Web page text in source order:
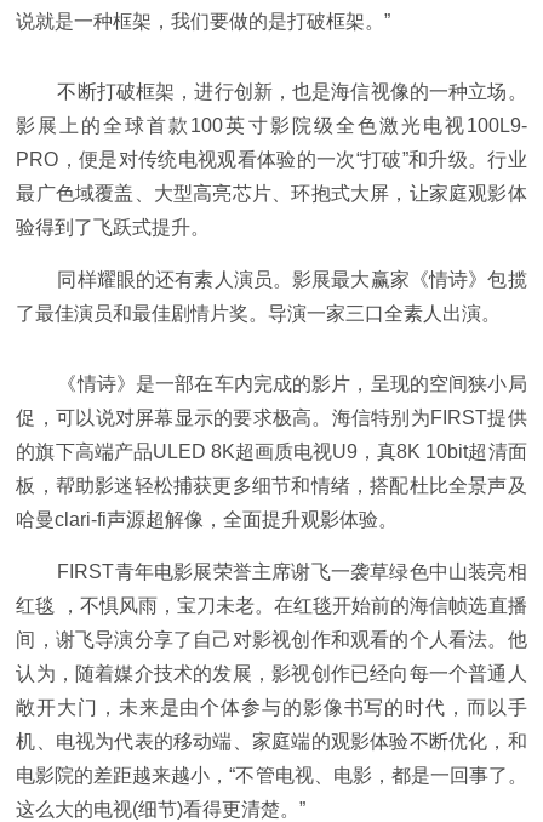
说就是一种框架，我们要做的是打破框架。”
不断打破框架，进行创新，也是海信视像的一种立场。
影展上的全球首款100英寸影院级全色激光电视100L9-
PRO，便是对传统电视观看体验的一次“打破”和升级。行业
最广色域覆盖、大型高亮芯片、环抱式大屏，让家庭观影体
验得到了飞跃式提升。
同样耀眼的还有素人演员。影展最大赢家《情诗》包揽
了最佳演员和最佳剧情片奖。导演一家三口全素人出演。
《情诗》是一部在车内完成的影片，呈现的空间狭小局
促，可以说对屏幕显示的要求极高。海信特别为FIRST提供
的旗下高端产品ULED 8K超画质电视U9，真8K 10bit超清面
板，帮助影迷轻松捕获更多细节和情绪，搭配杜比全景声及
哈曼clari-fi声源超解像，全面提升观影体验。
FIRST青年电影展荣誉主席谢飞一袭草绿色中山装亮相
红毯 ，不惧风雨，宝刀未老。在红毯开始前的海信帧选直播
间，谢飞导演分享了自己对影视创作和观看的个人看法。他
认为，随着媒介技术的发展，影视创作已经向每一个普通人
敞开大门，未来是由个体参与的影像书写的时代，而以手
机、电视为代表的移动端、家庭端的观影体验不断优化，和
电影院的差距越来越小，“不管电视、电影，都是一回事了。
这么大的电视(细节)看得更清楚。”